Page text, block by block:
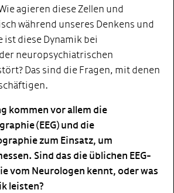
agieren diese Zellen und
während unseres Denkens und
ist diese Dynamik bei
neuropsychiatrischen
Das sind die Fragen, mit denen
kommen vor allem die
(EEG) und die
zum Einsatz, um
Sind das die üblichen EEG-
vom Neurologen kennt, oder was
leisten?